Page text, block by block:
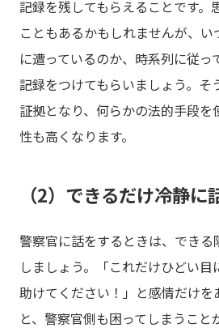
記録を残してもらえることです。
こともあるかもしれませんが、
に遭っているのか、時系列に従っ
記録をつけてもらいましょう。そ
証拠となり、何らかの法的手段を
性も高くなります。
（2）できるだけ冷静に
警察官に話をするときは、でき
しましょう。「これだけひどい目
助けてください！」と感情だけを
と、警察官側も困ってしまうこと